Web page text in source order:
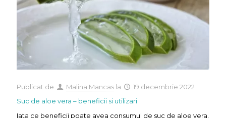
Publicat de Malina Mancas la
19 decembrie 2022
Suc de aloe vera – beneficii si utilizari
Iata ce beneficii poate avea consumul de suc de aloe vera,